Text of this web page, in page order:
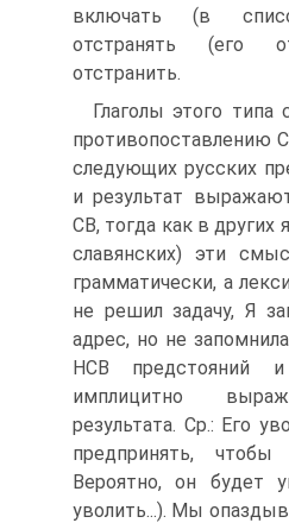
включать (в
отстранять (его
отстранить.
Глаголы этого
противопоставлению
следующих русских
и резуль­тат
СВ, тогда как в других
славянских) эти
грамматически, а
не решил задачу, Я
адрес, но не
НСВ предстояний
имплицитно
результата. Ср.: Его
предпринять,
Вероятно, он будет
уволить...). Мы